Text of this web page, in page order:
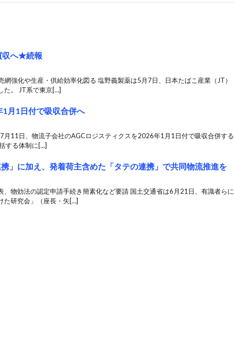
収へ★続報
網強化や生産・供給効率化図る 塩野義製薬は5月7日、日本たばこ産業（JT）
た。 JT系で東京[…]
月1日付で吸収合併へ
月11日、物流子会社のAGCロジスティクスを2026年1月1日付で吸収合併する
する体制に[…]
」に加え、発着荷主含めた「タテの連携」で共同物流推進を
、物効法の認定申請手続き簡素化など要請 国土交通省は6月21日、有識者らに
た研究会」（座長・矢[…]